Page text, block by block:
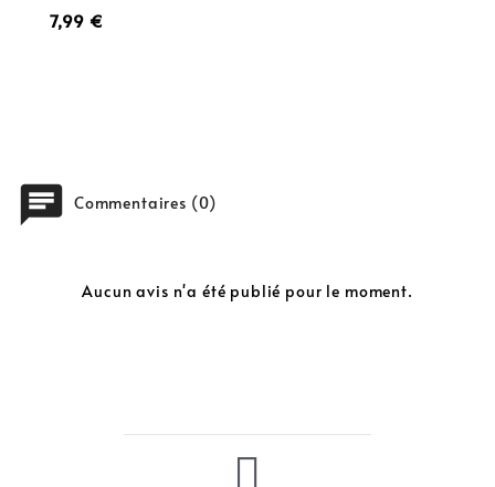
Prix
7,99 €
chat Commentaires (0)
Aucun avis n'a été publié pour le moment.